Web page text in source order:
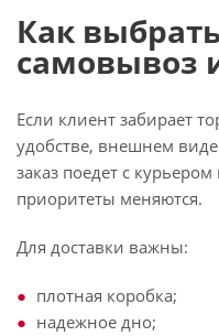
Как
самовывоз
Если клиент забирает
удобстве, внешнем
заказ поедет с
приоритеты меняются.
Для доставки важны:
плотная коробка;
надежное дно;